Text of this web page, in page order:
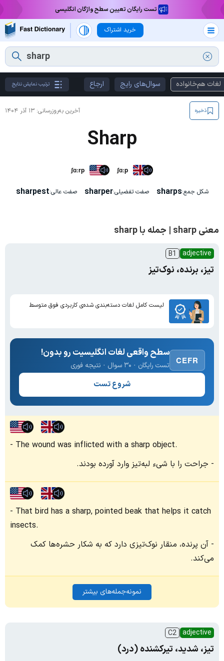
تست رایگان تعیین سطح واژگان انگلیسی
خرید اشتراک
لغات هم‌خانواده سوال‌های رایج ارجاع ترتیب نمایش نتایج
آخرین به‌روزرسانی: ۱۳ آذر ۱۴۰۴ ذخیره
Sharp
ʃɑːrp ʃɑːp
شکل جمع:sharps صفت تفضیلی:sharper صفت عالی:sharpest
معنی sharp | جمله با sharp
adjective
B1
تیز، برنده، نوک‌تیز
لیست کامل لغات دسته‌بندی شده‌ی کاربردی فوق متوسط
CEFR
سطح واقعی لغات انگلیسیت رو بدون!
تست رایگان · ۳۰ سوال · نتیجه فوری
شروع تست
The wound was inflicted with a sharp object.
جراحت را با شیء لبه‌تیز وارد آورده بودند.
That bird has a sharp, pointed beak that helps it catch
insects.
آن پرنده، منقار نوک‌تیزی دارد که به شکار حشره‌ها کمک
می‌کند.
نمونه‌جمله‌های بیشتر
adjective
C2
تیز، شدید، تیرکشنده (درد)